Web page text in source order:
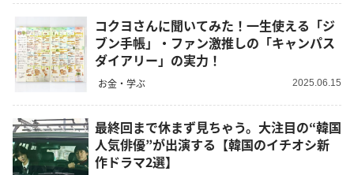
コクヨさんに聞いてみた！一生使える「ジ
ブン手帳」・ファン激推しの「キャンパス
ダイアリー」の実力！
お金・学ぶ 2025.06.15
最終回まで休まず見ちゃう。大注目の“韓国
人気俳優”が出演する【韓国のイチオシ新
作ドラマ2選】